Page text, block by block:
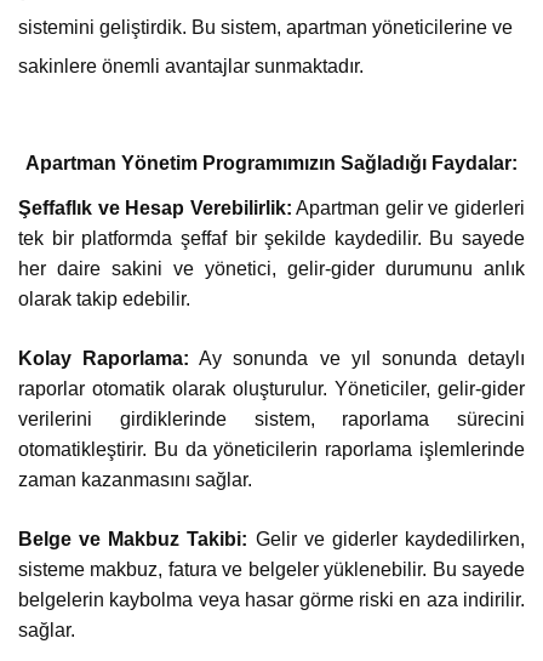
sistemini geliştirdik. Bu sistem, apartman yöneticilerine ve
sakinlere önemli avantajlar sunmaktadır.
Apartman Yönetim Programımızın Sağladığı Faydalar:
Şeffaflık ve Hesap Verebilirlik: Apartman gelir ve giderleri
tek bir platformda şeffaf bir şekilde kaydedilir. Bu sayede
her daire sakini ve yönetici, gelir-gider durumunu anlık
olarak takip edebilir.
Kolay Raporlama: Ay sonunda ve yıl sonunda detaylı
raporlar otomatik olarak oluşturulur. Yöneticiler, gelir-gider
verilerini girdiklerinde sistem, raporlama sürecini
otomatikleştirir. Bu da yöneticilerin raporlama işlemlerinde
zaman kazanmasını sağlar.
Belge ve Makbuz Takibi: Gelir ve giderler kaydedilirken,
sisteme makbuz, fatura ve belgeler yüklenebilir. Bu sayede
belgelerin kaybolma veya hasar görme riski en aza indirilir.
sağlar.